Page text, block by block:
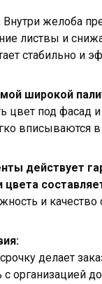
Внутри желоба
листвы и
стабильно и
широкой
цвет под фасад
вписываются
действует
цвета
и качество
делает
организацией